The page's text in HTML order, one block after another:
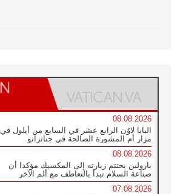
08.08.2026
البابا لاوُن الرابع عشر في السابع من أيلول في
مزار أم المشورة الصالحة في جناتزانو
08.08.2026
بارولين يختتم زيارته إلى المكسيك مؤكدا أن
صناعة السلام تبدأ بالتعاطف مع ألم الآخر
07.08.2026